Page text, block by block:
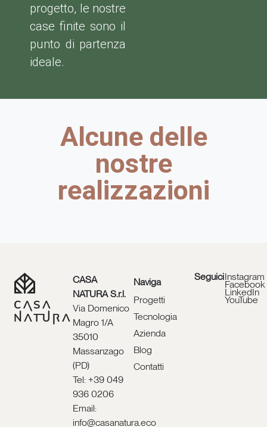
progetto, le nostre
case finite sono il
punto di partenza
ideale.
Alcune delle
nostre
realizzazioni
CASA
NATURA S.r.l.
Via Domenico
Magro 1/A
35010
Massanzago
(PD)
Tel: +39 049
936 0206
Email:
info@casanatura.eco
Naviga
Progetti
Tecnologia
Azienda
Blog
Contatti
SeguiciInstagram
Facebook
LinkedIn
YouTube